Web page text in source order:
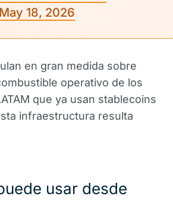
May 18, 2026
en gran medida sobre
operativo de los
que ya usan stablecoins
infraestructura resulta
usar desde